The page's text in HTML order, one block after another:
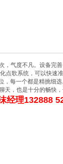
气度不凡。设备完
点歌系统，可以快速
每一个都是精挑细
天，也是十分的畅快
经理132888